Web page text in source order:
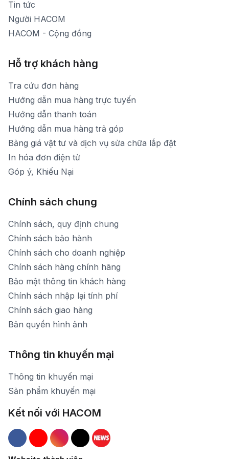
Tin tức
Người HACOM
HACOM - Cộng đồng
Hỗ trợ khách hàng
Tra cứu đơn hàng
Hướng dẫn mua hàng trực tuyến
Hướng dẫn thanh toán
Hướng dẫn mua hàng trả góp
Bảng giá vật tư và dịch vụ sửa chữa lắp đặt
In hóa đơn điện tử
Góp ý, Khiếu Nại
Chính sách chung
Chính sách, quy định chung
Chính sách bảo hành
Chính sách cho doanh nghiệp
Chính sách hàng chính hãng
Bảo mật thông tin khách hàng
Chính sách nhập lại tính phí
Chính sách giao hàng
Bản quyền hình ảnh
Thông tin khuyến mại
Thông tin khuyến mại
Sản phẩm khuyến mại
Kết nối với HACOM
Hacom Facebook
Hacom YouTube
Hacom Instagram
Hacom TikTok